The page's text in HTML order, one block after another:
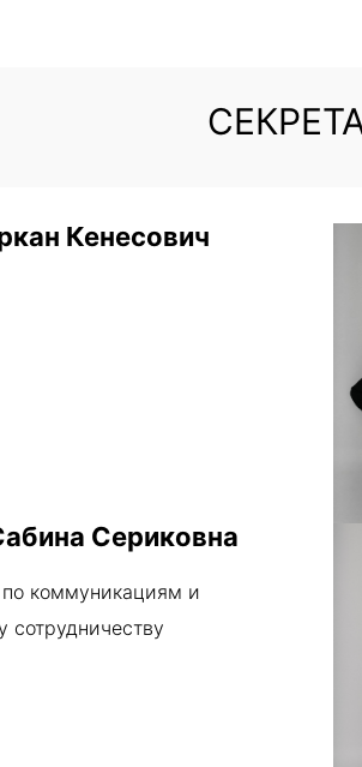
Кенесович
Сериковна
коммуникациям и